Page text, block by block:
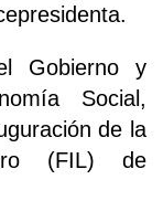
Gobierno y
Social,
de la
(FIL) de